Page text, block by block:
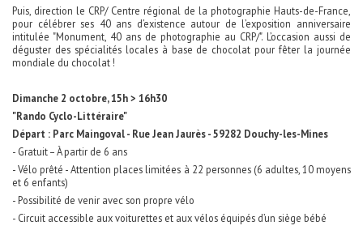
Puis, direction le CRP/ Centre régional de la photographie Hauts-de-France,
pour célébrer ses 40 ans d’existence autour de l’exposition anniversaire
intitulée "Monument, 40 ans de photographie au CRP/". L’occasion aussi de
déguster des spécialités locales à base de chocolat pour fêter la journée
mondiale du chocolat !
Dimanche 2 octobre, 15h > 16h30
"Rando Cyclo-Littéraire"
Départ : Parc Maingoval - Rue Jean Jaurès - 59282 Douchy-les-Mines
- Gratuit – À partir de 6 ans
- Vélo prêté - Attention places limitées à 22 personnes (6 adultes, 10 moyens
et 6 enfants)
- Possibilité de venir avec son propre vélo
- Circuit accessible aux voiturettes et aux vélos équipés d’un siège bébé